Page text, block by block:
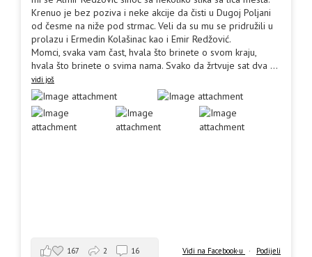
Krenuo je bez poziva i neke akcije da čisti u Dugoj Poljani
od česme na niže pod strmac. Veli da su mu se pridružili u
prolazu i Ermedin Kolašinac kao i Emir Redžović.
Momci, svaka vam čast, hvala što brinete o svom kraju,
hvala što brinete o svima nama. Svako da žrtvuje sat dva ...
vidi još
Vidi na Facebook-u · Podijeli
167 2 16